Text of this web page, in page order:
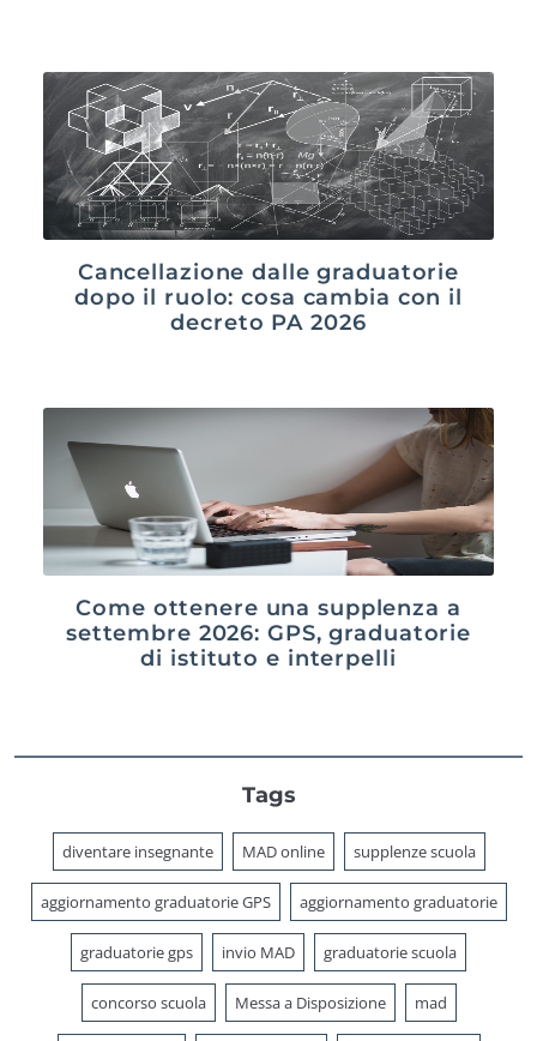
Cancellazione dalle graduatorie
dopo il ruolo: cosa cambia con il
decreto PA 2026
Come ottenere una supplenza a
settembre 2026: GPS, graduatorie
di istituto e interpelli
Tags
diventare insegnante MAD online supplenze scuola
aggiornamento graduatorie GPS aggiornamento graduatorie
graduatorie gps invio MAD graduatorie scuola
concorso scuola Messa a Disposizione mad